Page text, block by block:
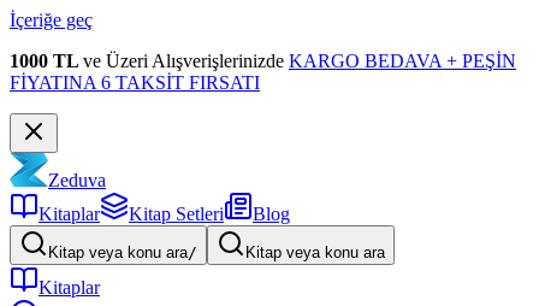
İçeriğe geç
1000 TL ve Üzeri Alışverişlerinizde KARGO BEDAVA + PEŞİN
FİYATINA 6 TAKSİT FIRSATI
Zeduva
Kitaplar
Kitap Setleri Blog
Kitap veya konu ara/ Kitap veya konu ara
Kitaplar